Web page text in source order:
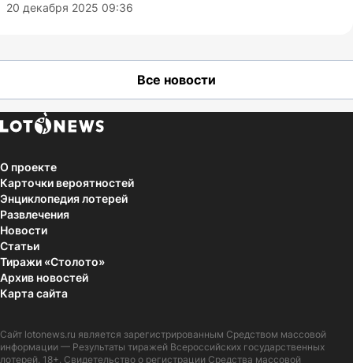
20 декабря 2025 09:36
Все новости
О проекте
Карточки вероятностей
Энциклопедия лотерей
Развлечения
Новости
Статьи
Тиражи «Столото»
Архив новостей
Карта сайта
Сайт lotonews.ru является зарегистрированным Средством массовой
информации — Результаты тиражей Всероссийских государственных
лотерей. 18+. Свидетельство о регистрации Средства массовой